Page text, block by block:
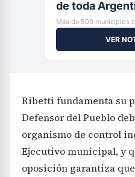
de toda
Más de 500 municipios
VER
Ribetti fundamenta su
Defensor del Pueblo
organismo de control
Ejecutivo municipal, y
oposición garantiza